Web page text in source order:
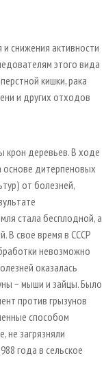
снижения активности
этого вида
кишки, рака
и других отходов
крон деревьев. В ходе
основе дитерпеновых
от болезней,
стала бесплодной, а
В свое время в СССР
невозможно
оказалась
− мыши и зайцы. Было
против грызунов
способом
не загрязняли
года в сельское